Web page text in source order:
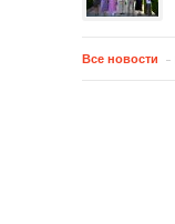
Все новости